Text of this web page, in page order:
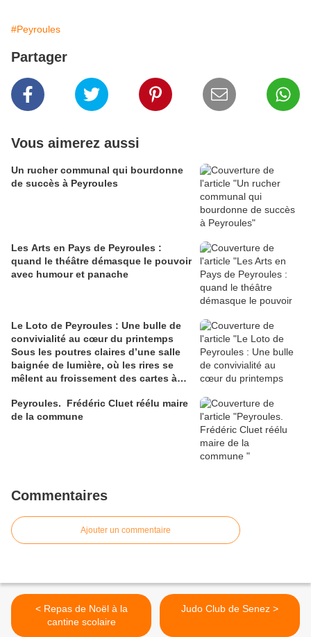
#Peyroules
Partager
Vous aimerez aussi
Un rucher communal qui bourdonne
de succès à Peyroules
Les Arts en Pays de Peyroules :
quand le théâtre démasque le pouvoir
avec humour et panache
Le Loto de Peyroules : Une bulle de
convivialité au cœur du printemps
Sous les poutres claires d’une salle
baignée de lumière, où les rires se
mêlent au froissement des cartes à
l’association Sport Culture Patrimoine
a une nouvelle fois transformé
Peyroules. Frédéric Cluet réélu maire
de la commune
Commentaires
Ajouter un commentaire
< Repas de Noël à la
cantine scolaire
Judo Club de Senez >